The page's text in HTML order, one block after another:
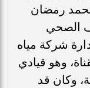
رمضان
الصحي
شركة مياه
وهو قيادي
وكان قد